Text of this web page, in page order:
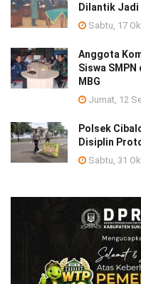
Dilantik Jadi
Sabtu, 17
Anggota
Siswa
MBG
Jumat, 12
Polsek
Disiplin
Sabtu, 31